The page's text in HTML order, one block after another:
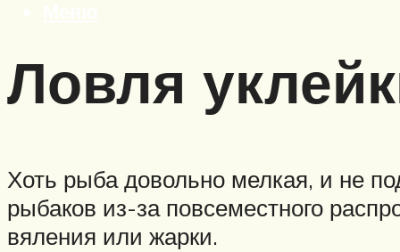
Ловля
Хоть рыба довольно мелкая, и не
рыбаков из-за повсеместного
вяления или жарки.